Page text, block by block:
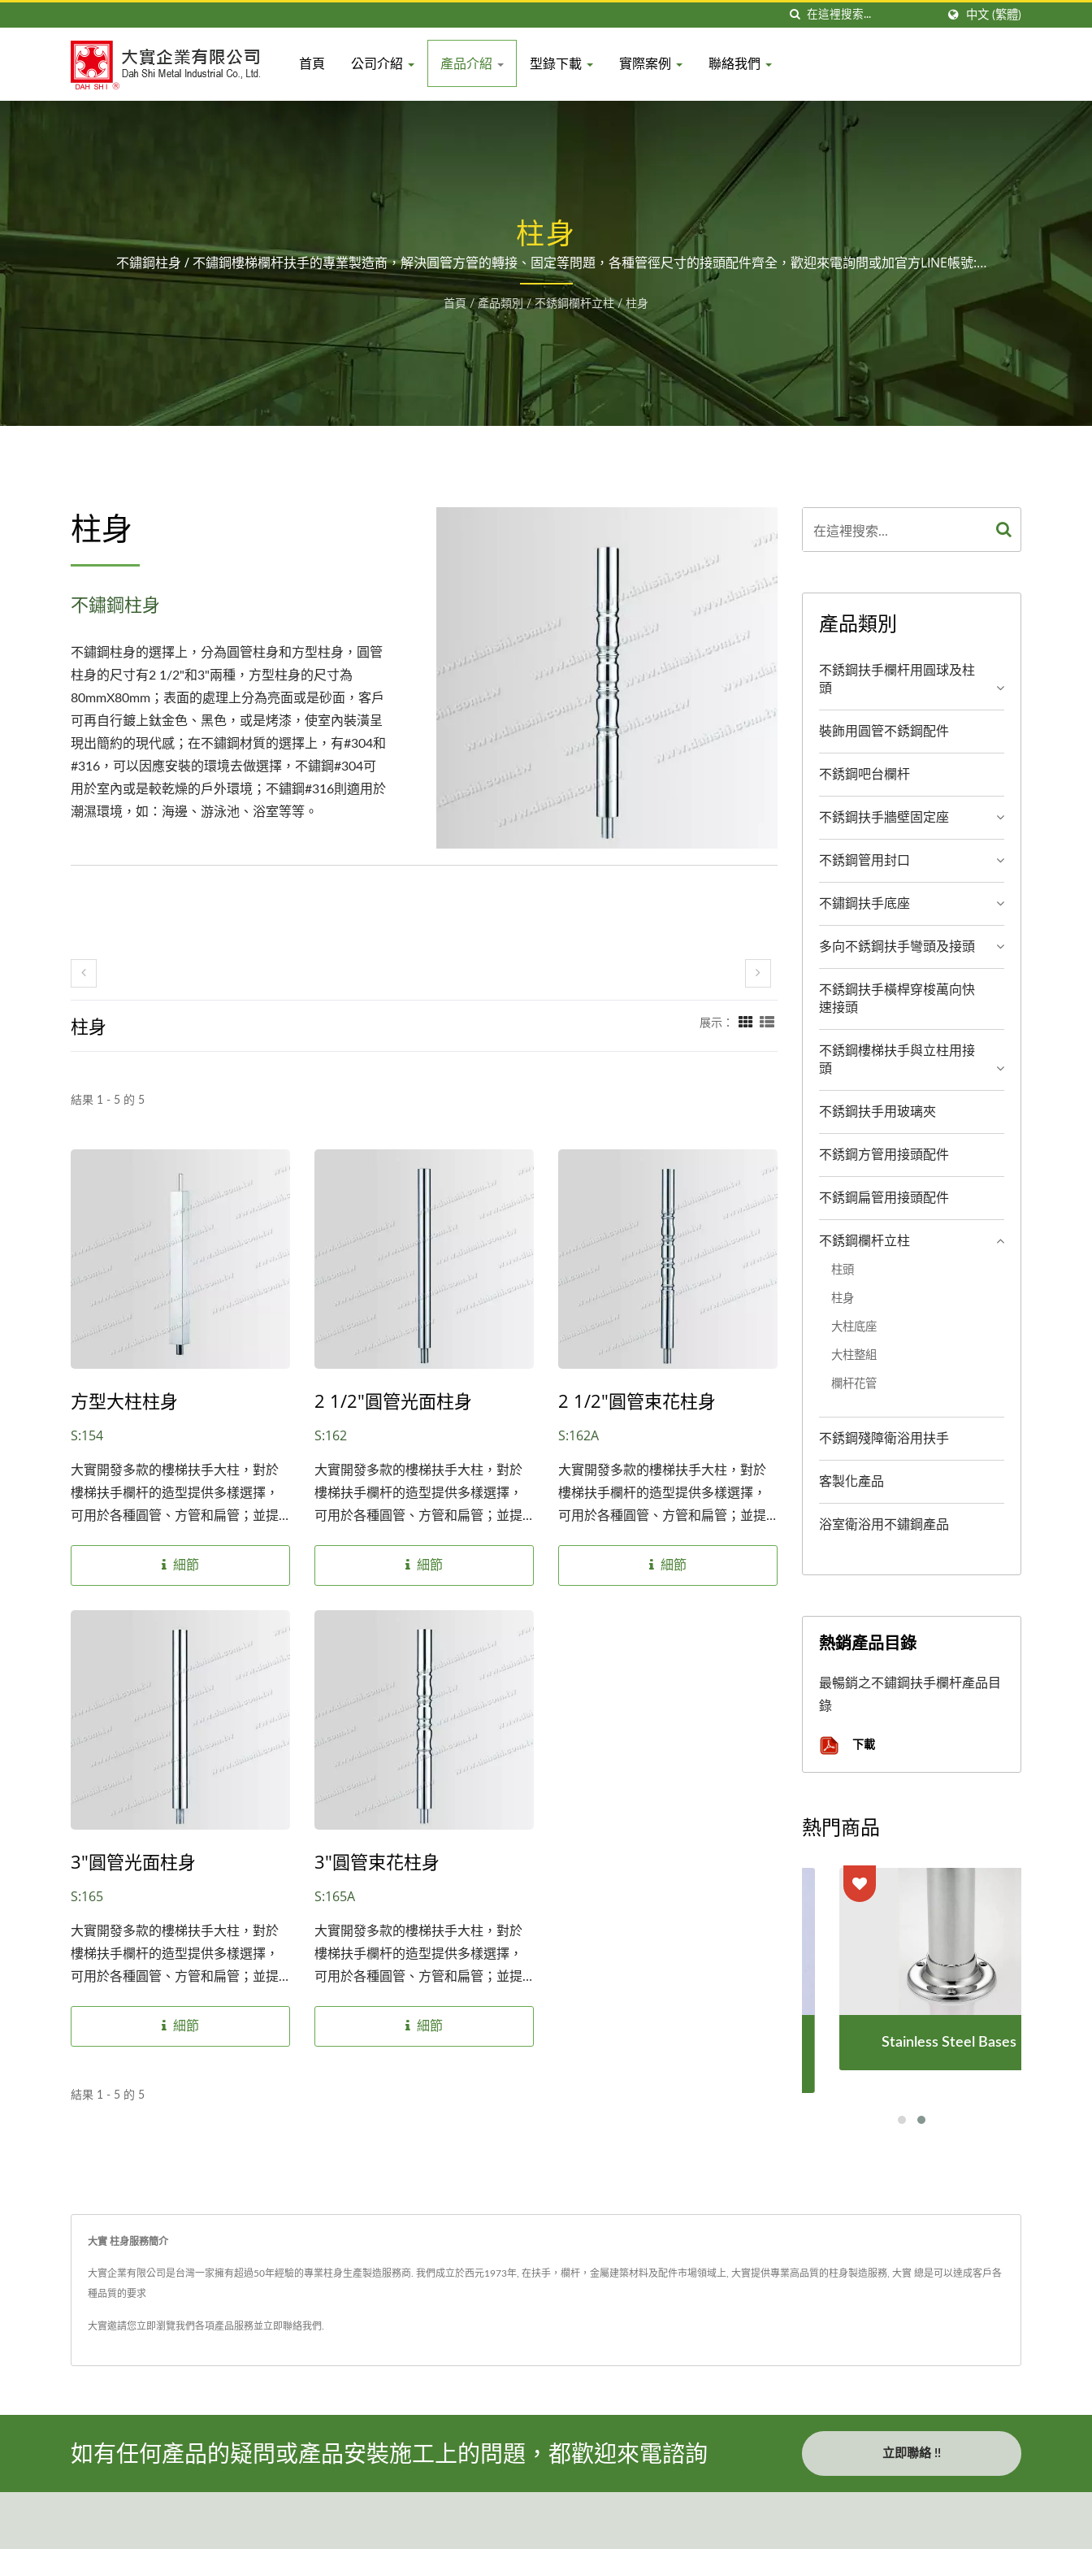
中文 (繁體)
首頁 公司介紹 產品介紹 型錄下載 實際案例 聯絡我們
柱身
不鏽鋼柱身 / 不鏽鋼樓梯欄杆扶手的專業製造商，解決圓管方管的轉接、固定等問題，各種管徑尺寸的接頭配件齊全，歡迎來電詢問或加官方LINE帳號:
@dahshi。
首頁 / 產品類別 / 不銹鋼欄杆立柱 / 柱身
柱身
不鏽鋼柱身
不鏽鋼柱身的選擇上，分為圓管柱身和方型柱身，圓管
柱身的尺寸有2 1/2"和3"兩種，方型柱身的尺寸為
80mmX80mm；表面的處理上分為亮面或是砂面，客戶
可再自行鍍上鈦金色、黑色，或是烤漆，使室內裝潢呈
現出簡約的現代感；在不鏽鋼材質的選擇上，有#304和
#316，可以因應安裝的環境去做選擇，不鏽鋼#304可
用於室內或是較乾燥的戶外環境；不鏽鋼#316則適用於
潮濕環境，如：海邊、游泳池、浴室等等。
柱身 展示：
結果 1 - 5 的 5
方型大柱柱身
S:154
大實開發多款的樓梯扶手大柱，對於
樓梯扶手欄杆的造型提供多樣選擇，
可用於各種圓管、方管和扁管；並提
應不同環境安裝使用，也提供兩種表
面處理：砂面及亮面，讓客戶選擇。
細節
2 1/2"圓管光面柱身
S:162
大實開發多款的樓梯扶手大柱，對於
樓梯扶手欄杆的造型提供多樣選擇，
可用於各種圓管、方管和扁管；並提
應不同環境安裝使用，也提供兩種表
面處理：砂面及亮面，讓客戶選擇。
細節
2 1/2"圓管束花柱身
S:162A
大實開發多款的樓梯扶手大柱，對於
樓梯扶手欄杆的造型提供多樣選擇，
可用於各種圓管、方管和扁管；並提
應不同環境安裝使用，也提供兩種表
面處理：砂面及亮面，讓客戶選擇。
細節
3"圓管光面柱身
S:165
大實開發多款的樓梯扶手大柱，對於
樓梯扶手欄杆的造型提供多樣選擇，
可用於各種圓管、方管和扁管；並提
應不同環境安裝使用，也提供兩種表
面處理：砂面及亮面，讓客戶選擇。
細節
3"圓管束花柱身
S:165A
大實開發多款的樓梯扶手大柱，對於
樓梯扶手欄杆的造型提供多樣選擇，
可用於各種圓管、方管和扁管；並提
應不同環境安裝使用，也提供兩種表
面處理：砂面及亮面，讓客戶選擇。
細節
結果 1 - 5 的 5
產品類別
不銹鋼扶手欄杆用圓球及柱
頭
裝飾用圓管不銹鋼配件
不銹鋼吧台欄杆
不銹鋼扶手牆壁固定座
不銹鋼管用封口
不鏽鋼扶手底座
多向不銹鋼扶手彎頭及接頭
不銹鋼扶手橫桿穿梭萬向快
速接頭
不銹鋼樓梯扶手與立柱用接
頭
不銹鋼扶手用玻璃夾
不銹鋼方管用接頭配件
不銹鋼扁管用接頭配件
不銹鋼欄杆立柱
柱頭
柱身
大柱底座
大柱整組
欄杆花管
不銹鋼殘障衛浴用扶手
客製化產品
浴室衛浴用不鏽鋼產品
熱銷產品目錄
最暢銷之不鏽鋼扶手欄杆產品目
錄
下載
熱門商品
Stainless Steel Accessories
Stainless Steel Bases Stainless Steel Bases
大實 柱身服務簡介
大實企業有限公司是台灣一家擁有超過50年經驗的專業柱身生產製造服務商. 我們成立於西元1973年, 在扶手，欄杆，金屬建築材料及配件市場領域上, 大實提供專業高品質的柱身製造服務, 大實 總是可以達成客戶各
種品質的要求
大實邀請您立即瀏覽我們各項產品服務並立即聯絡我們
如有任何產品的疑問或產品安裝施工上的問題，都歡迎來電諮詢 立即聯絡 !!